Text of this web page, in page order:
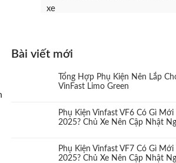
xe
Bài viết mới
Tổng Hợp Phụ Kiện Nên Lắp
VinFast Limo Green
Phụ Kiện Vinfast VF6 Có Gì Mới
2025? Chủ Xe Nên Cập Nhật
Phụ Kiện Vinfast VF7 Có Gì Mới
2025? Chủ Xe Nên Cập Nhật